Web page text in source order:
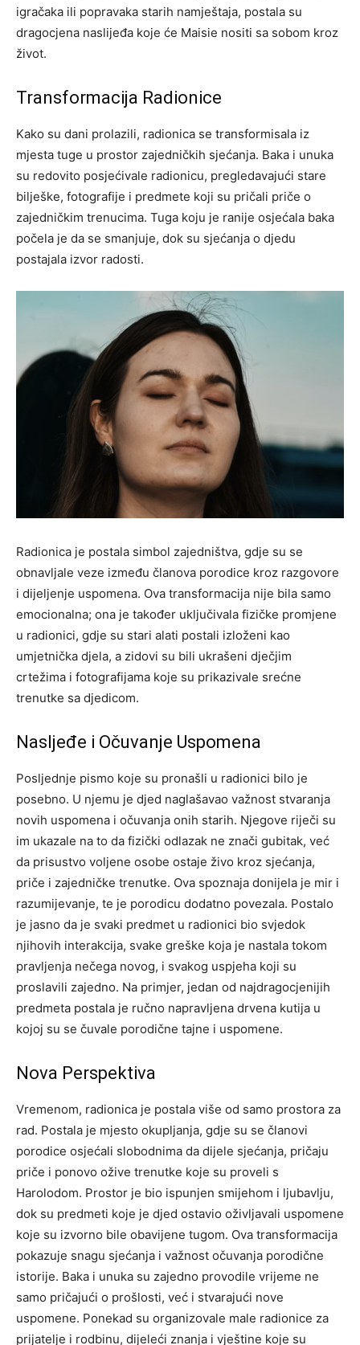
igračaka ili popravaka starih namještaja, postala su
dragocjena naslijeđa koje će Maisie nositi sa sobom kroz
život.
Transformacija Radionice
Kako su dani prolazili, radionica se transformisala iz
mjesta tuge u prostor zajedničkih sjećanja. Baka i unuka
su redovito posjećivale radionicu, pregledavajući stare
bilješke, fotografije i predmete koji su pričali priče o
zajedničkim trenucima. Tuga koju je ranije osjećala baka
počela je da se smanjuje, dok su sjećanja o djedu
postajala izvor radosti.
Radionica je postala simbol zajedništva, gdje su se
obnavljale veze između članova porodice kroz razgovore
i dijeljenje uspomena. Ova transformacija nije bila samo
emocionalna; ona je također uključivala fizičke promjene
u radionici, gdje su stari alati postali izloženi kao
umjetnička djela, a zidovi su bili ukrašeni dječjim
crtežima i fotografijama koje su prikazivale srećne
trenutke sa djedicom.
Nasljeđe i Očuvanje Uspomena
Posljednje pismo koje su pronašli u radionici bilo je
posebno. U njemu je djed naglašavao važnost stvaranja
novih uspomena i očuvanja onih starih. Njegove riječi su
im ukazale na to da fizički odlazak ne znači gubitak, već
da prisustvo voljene osobe ostaje živo kroz sjećanja,
priče i zajedničke trenutke. Ova spoznaja donijela je mir i
razumijevanje, te je porodicu dodatno povezala. Postalo
je jasno da je svaki predmet u radionici bio svjedok
njihovih interakcija, svake greške koja je nastala tokom
pravljenja nečega novog, i svakog uspjeha koji su
proslavili zajedno. Na primjer, jedan od najdragocjenijih
predmeta postala je ručno napravljena drvena kutija u
kojoj su se čuvale porodične tajne i uspomene.
Nova Perspektiva
Vremenom, radionica je postala više od samo prostora za
rad. Postala je mjesto okupljanja, gdje su se članovi
porodice osjećali slobodnima da dijele sjećanja, pričaju
priče i ponovo ožive trenutke koje su proveli s
Harolodom. Prostor je bio ispunjen smijehom i ljubavlju,
dok su predmeti koje je djed ostavio oživljavali uspomene
koje su izvorno bile obavijene tugom. Ova transformacija
pokazuje snagu sjećanja i važnost očuvanja porodične
istorije. Baka i unuka su zajedno provodile vrijeme ne
samo pričajući o prošlosti, već i stvarajući nove
uspomene. Ponekad su organizovale male radionice za
prijatelje i rodbinu, dijeleći znanja i vještine koje su